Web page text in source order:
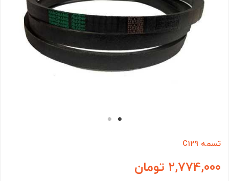
تسمه C129
2,774,000 تومان